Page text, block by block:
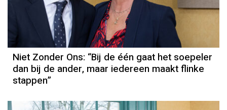
Niet Zonder Ons: “Bij de één gaat het soepeler
dan bij de ander, maar iedereen maakt flinke
stappen”